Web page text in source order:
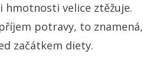
velice ztěžuje.
potravy, to znamená,
začátkem diety.